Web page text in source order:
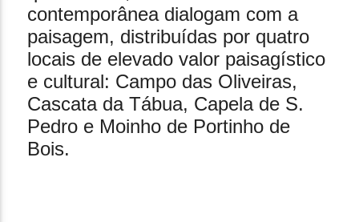
contemporânea dialogam com a
paisagem, distribuídas por quatro
locais de elevado valor paisagístico
e cultural: Campo das Oliveiras,
Cascata da Tábua, Capela de S.
Pedro e Moinho de Portinho de
Bois.